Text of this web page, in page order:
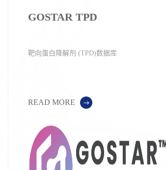
GOSTAR TPD
靶向蛋白降解剂 (TPD)数据库
READ MORE